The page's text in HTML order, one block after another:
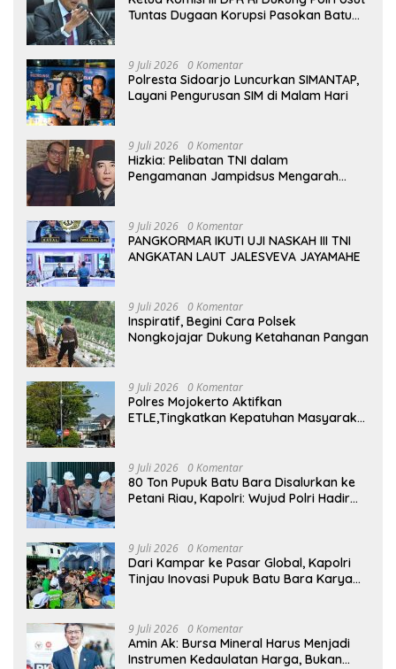
Tuntas Dugaan Korupsi Pasokan Batu
9 Juli 2026 0 Komentar
Polresta Sidoarjo Luncurkan SIMANTAP,
Layani Pengurusan SIM di Malam Hari
9 Juli 2026 0 Komentar
Hizkia: Pelibatan TNI dalam
Pengamanan Jampidsus Mengarah
9 Juli 2026 0 Komentar
PANGKORMAR IKUTI UJI NASKAH III TNI
ANGKATAN LAUT JALESVEVA JAYAMAHE
9 Juli 2026 0 Komentar
Inspiratif, Begini Cara Polsek
Nongkojajar Dukung Ketahanan Pangan
9 Juli 2026 0 Komentar
Polres Mojokerto Aktifkan
ETLE,Tingkatkan Kepatuhan Masyarakat
9 Juli 2026 0 Komentar
80 Ton Pupuk Batu Bara Disalurkan ke
Petani Riau, Kapolri: Wujud Polri Hadir
9 Juli 2026 0 Komentar
Dari Kampar ke Pasar Global, Kapolri
Tinjau Inovasi Pupuk Batu Bara Karya
9 Juli 2026 0 Komentar
Amin Ak: Bursa Mineral Harus Menjadi
Instrumen Kedaulatan Harga, Bukan